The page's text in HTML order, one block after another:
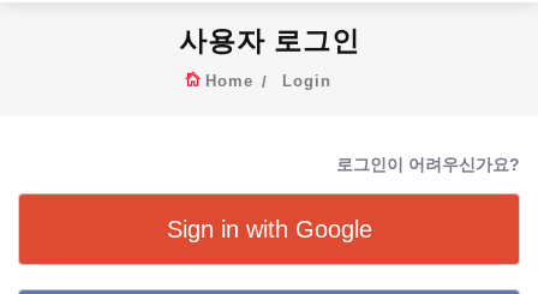
사용자 로그인
Home Login
로그인이 어려우신가요?
Sign in with Google